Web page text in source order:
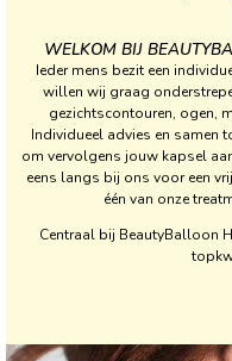
WELKOM BIJ
Ieder mens bezit een
willen wij graag
gezichtscontouren, ogen,
Individueel advies en samen
om vervolgens jouw kapsel
eens langs bij ons voor een
één van onze
Centraal bij BeautyBalloon